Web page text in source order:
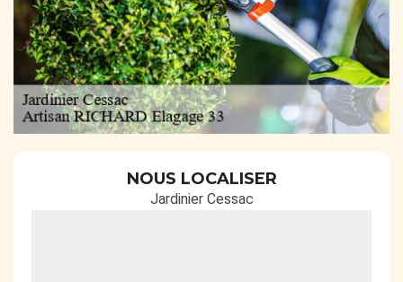
NOUS LOCALISER
Jardinier Cessac